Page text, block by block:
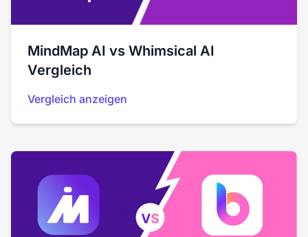
MindMap AI vs Whimsical AI
Vergleich
Vergleich anzeigen